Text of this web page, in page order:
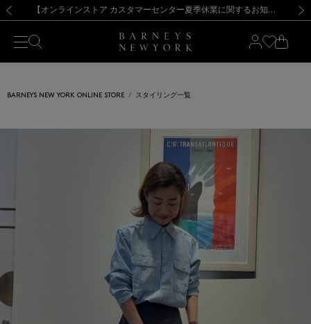
新規登録のお客様も対象！＜MY BARNEYS＞会員のお客様は11,000円（税込）以上のお買上げで常時送料無料！お買い物の際は会員登録を！
【夏季休業に伴う出荷一時停止のお知らせ】(2026.8.7) 【オンラインストア カスタマーセンター夏季休業に関するお知らせ】（2026.8.7）
【夏季休業に伴う返品・交換承り一時停止のお知らせ】（2026.8.5）
熊本県を中心とした地震の影響によるお荷物のお届けについて
【開催中】SUMMER SALEのご案内・ご注意事項 新規登録のお客様も対象！＜MY BARNEYS＞会員のお客様は11,000円（税込）以上のお買上げで常時送料無料！お買い物の際は会員登録を！
【夏季休業に伴う出荷一時停止のお知らせ】(2026.8.7)
BARNEYS NEW YORK ONLINE STORE スタイリング一覧